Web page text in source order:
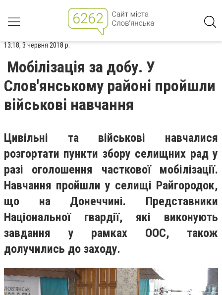
13:18, 3 червня 2018 р.
Мобілізація за добу. У
Слов'янському районі пройшли
військові навчання
Цивільні та військові навчалися
розгортати пункти збору селищних рад у
разі оголошення часткової мобілізації.
Навчання пройшли у селищі Райгородок,
що на Донеччині. Представники
Національної гвардії, які виконують
завдання у рамках ООС, також
долучились до заходу.